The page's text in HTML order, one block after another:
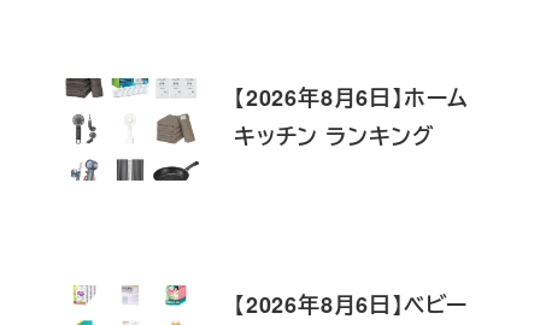
【2026年8月6日】ホーム
キッチン ランキング
【2026年8月6日】ベビー